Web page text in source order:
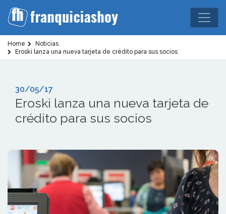
Home
Noticias
Eroski lanza una nueva tarjeta de crédito para sus socios
30/05/17
Eroski lanza una nueva tarjeta de
crédito para sus socios